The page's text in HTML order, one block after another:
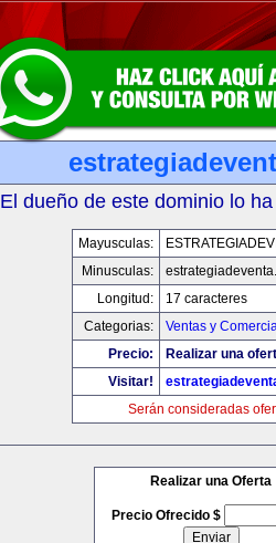
El dueño de este dominio lo
Mayusculas:
Minusculas:
Longitud:
17 caracteres
Categorias:
Ventas y
Precio:
Realizar una
Visitar!
Serán consideradas
Realizar una Oferta
Precio Ofrecido $